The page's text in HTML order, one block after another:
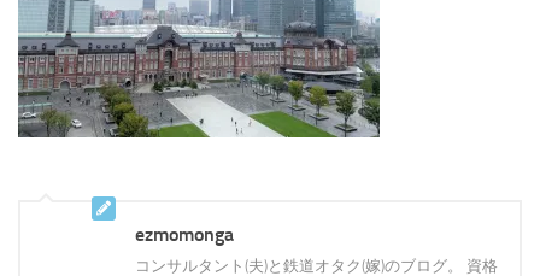
ezmomonga
コンサルタント(夫)と鉄道オタク(嫁)のブログ。 資格